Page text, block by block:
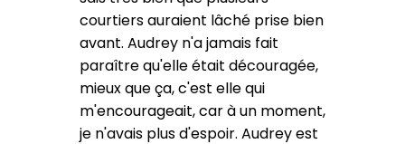
courtiers auraient lâché prise bien
avant. Audrey n'a jamais fait
paraître qu'elle était découragée,
mieux que ça, c'est elle qui
m'encourageait, car à un moment,
je n'avais plus d'espoir. Audrey est